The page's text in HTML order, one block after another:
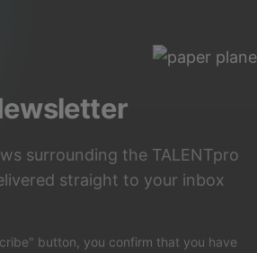
surrounding the TALENTpro
straight to your inbox
button, you confirm that you have